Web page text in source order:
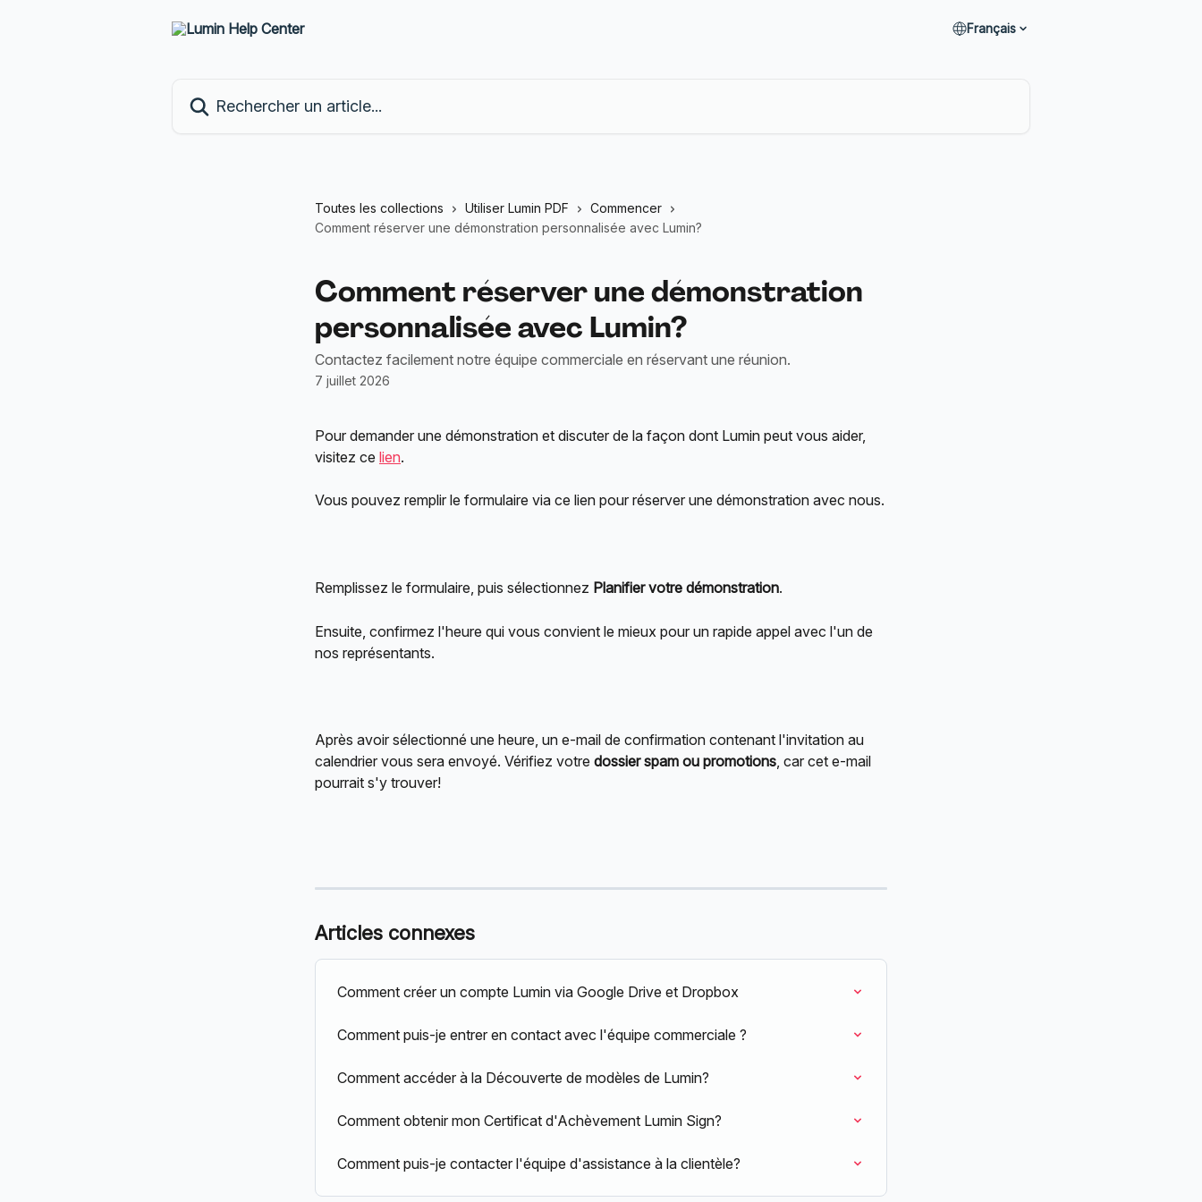
Français
Toutes les collections Utiliser Lumin PDF
Commencer
Comment réserver une démonstration personnalisée avec Lumin?
Comment réserver une démonstration
personnalisée avec Lumin?
Contactez facilement notre équipe commerciale en réservant une réunion.
7 juillet 2026
Pour demander une démonstration et discuter de la façon dont Lumin peut vous aider,
visitez ce lien.
Vous pouvez remplir le formulaire via ce lien pour réserver une démonstration avec nous.
Remplissez le formulaire, puis sélectionnez Planifier votre démonstration.
Ensuite, confirmez l'heure qui vous convient le mieux pour un rapide appel avec l'un de
nos représentants.
Après avoir sélectionné une heure, un e-mail de confirmation contenant l'invitation au
calendrier vous sera envoyé. Vérifiez votre dossier spam ou promotions , car cet e-mail
pourrait s'y trouver!
Articles connexes
Comment créer un compte Lumin via Google Drive et Dropbox
Comment puis-je entrer en contact avec l'équipe commerciale ?
Comment accéder à la Découverte de modèles de Lumin?
Comment obtenir mon Certificat d'Achèvement Lumin Sign?
Comment puis-je contacter l'équipe d'assistance à la clientèle?